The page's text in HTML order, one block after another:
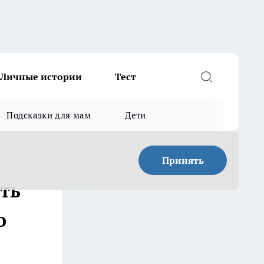
Личные истории Тест
Подсказки для мам Дети
Принять